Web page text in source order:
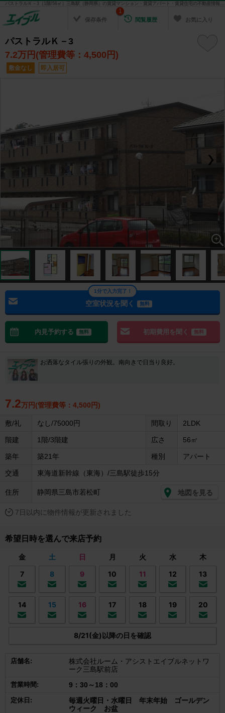
パストラルＫ－3（1階/56㎡）三島駅（静岡県）の賃貸マンション・賃貸アパート・賃貸住宅の不動産情報を検索！ 不動産賃貸の物件探しは、お部屋探しのエイブル
保存条件 閲覧履歴
1
お気に入り
パストラルＫ－3
7.2万円(管理費等：4,500円)
敷金なし 即入居可
空室状況を聞く 無料
1分で入力完了！
内見予約する 無料 初期費用を聞く 無料
お洒落なタイル張りの外観。南向きで日当り良好。
7.2万円(管理費等：4,500円)
敷/礼 なし/75000円 間取り 2LDK
階建 1階/3階建 広さ 56㎡
築年 築21年 種別 アパート
交通 東海道新幹線（東海）/三島駅徒歩15分
住所 静岡県三島市若松町 地図を見る
7日以内に物件情報が更新されました
希望日時を選んで来店予約
金 土 日 月 火 水
木
7
8 9 10 11 12 13
14 15 16 17 18 19 20
8/21(金)以降の日を確認
店舗名:
株式会社ルーム・アシストエイブルネットワ
ーク三島駅前店
営業時間: 9：30～18：00
定休日:
毎週火曜日・水曜日 年末年始 ゴールデン
ウィーク お盆